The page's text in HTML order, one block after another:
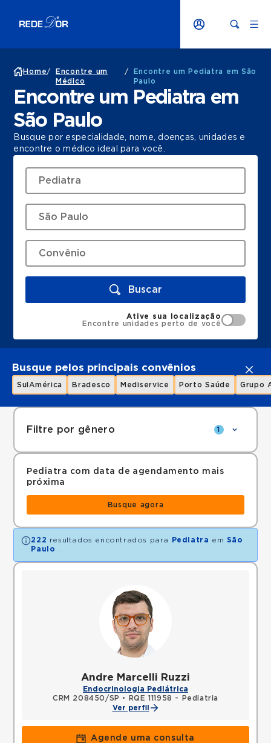
Home/
Encontre um
Médico
/
Encontre um Pediatra em São
Paulo
Encontre um Pediatra em
São Paulo
Busque por especialidade, nome, doenças, unidades e
encontre o médico ideal para você.
Buscar
Ative sua localização
Encontre unidades perto de você
Busque pelos principais convênios
SulAmérica Bradesco Mediservice Porto Saúde Grupo
Filtre por gênero 1
Pediatra com data de agendamento mais
próxima
Busque agora
222 resultados encontrados para Pediatra em São
Paulo
Andre Marcelli Ruzzi
Endocrinologia Pediátrica
CRM 208450/SP •
RQE 111958 - Pediatria
Ver perfil
Agende uma consulta